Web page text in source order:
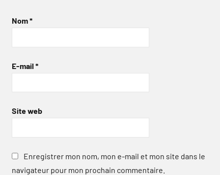
Nom*
E-mail *
Site web
Enregistrer mon nom, mon e-mail et mon site dans le
navigateur pour mon prochain commentaire.